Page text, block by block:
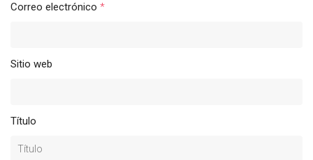
Correo electrónico *
Sitio web
Título